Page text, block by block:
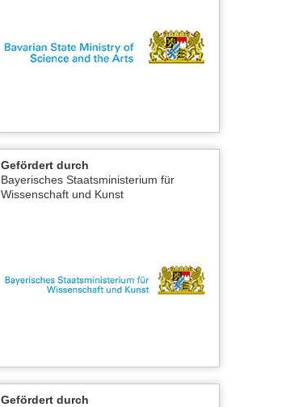
Gefördert durch
Bayerisches Staatsministerium für
Wissenschaft und Kunst
Gefördert durch